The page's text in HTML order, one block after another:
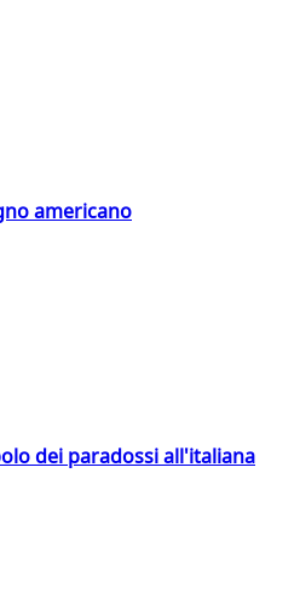
americano
dei paradossi all'italiana